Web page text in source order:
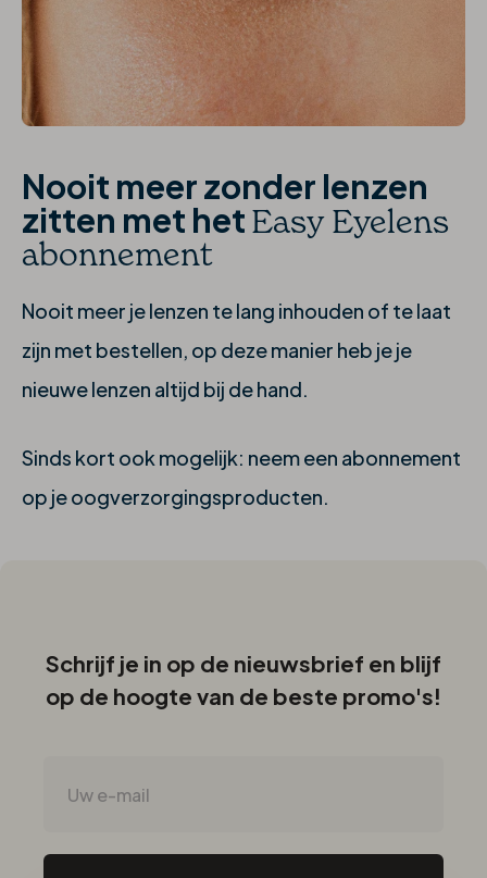
Nooit meer zonder lenzen
zitten met hetEasy Eyelens
abonnement
Nooit meer je lenzen te lang inhouden of te laat
zijn met bestellen, op deze manier heb je je
nieuwe lenzen altijd bij de hand.
Sinds kort ook mogelijk: neem een abonnement
op je oogverzorgingsproducten.
Schrijf je in op de nieuwsbrief en blijf
op de hoogte van de beste promo's!